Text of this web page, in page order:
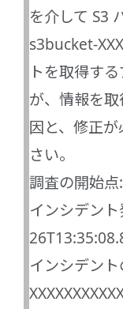
を介して S3
s3bucket-
トを取得す
が、情報を
因と、修正
さい。
調査の開始点
インシデン
インシデン